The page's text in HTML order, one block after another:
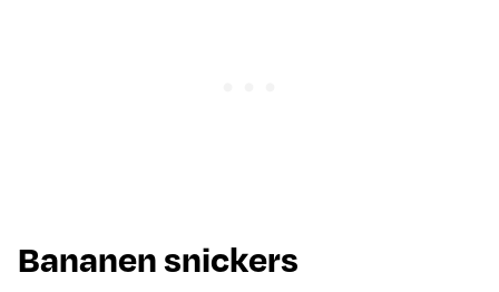
Bananen snickers